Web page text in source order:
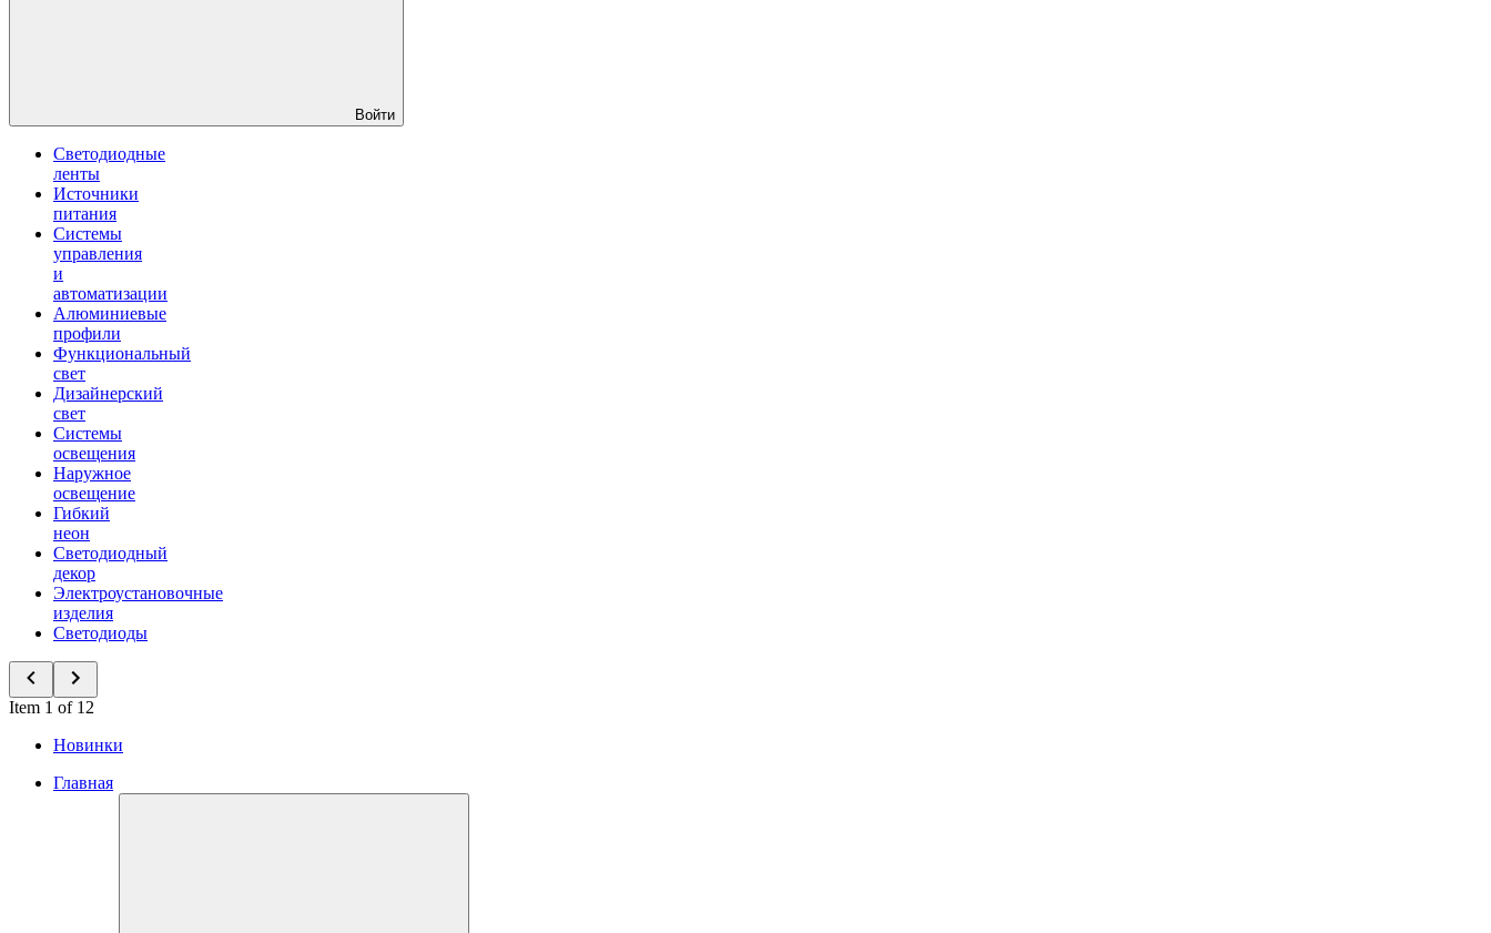
Войти
Светодиодные
ленты
Источники
питания
Системы
управления
и
автоматизации
Алюминиевые
профили
Функциональный
свет
Дизайнерский
свет
Системы
освещения
Наружное
освещение
Гибкий
неон
Светодиодный
декор
Электроустановочные
изделия
Светодиоды
Item 1 of 12
Новинки
Главная